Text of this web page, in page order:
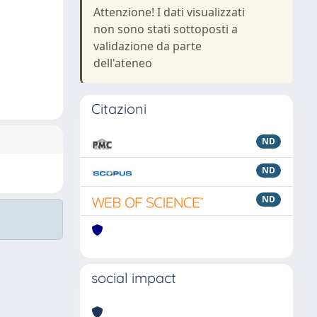
Attenzione! I dati visualizzati
non sono stati sottoposti a
validazione da parte
dell'ateneo
Citazioni
ND
ND
ND
social impact